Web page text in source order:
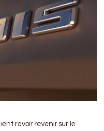
revoir revenir sur le